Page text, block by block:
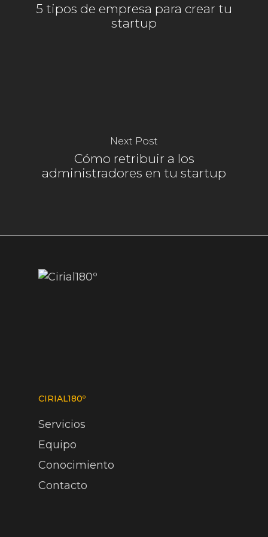
5 tipos de empresa para crear tu
startup
Next Post
Cómo retribuir a los
administradores en tu startup
CIRIAL180º
Servicios
Equipo
Conocimiento
Contacto